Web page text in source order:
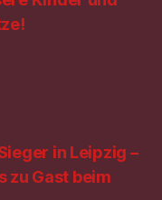
in Leipzig –
zu Gast beim